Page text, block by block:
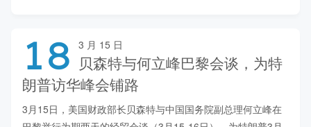
18 3 月 15 日
贝森特与何立峰巴黎会谈，为特
朗普访华峰会铺路
3月15日，美国财政部长贝森特与中国国务院副总理何立峰在